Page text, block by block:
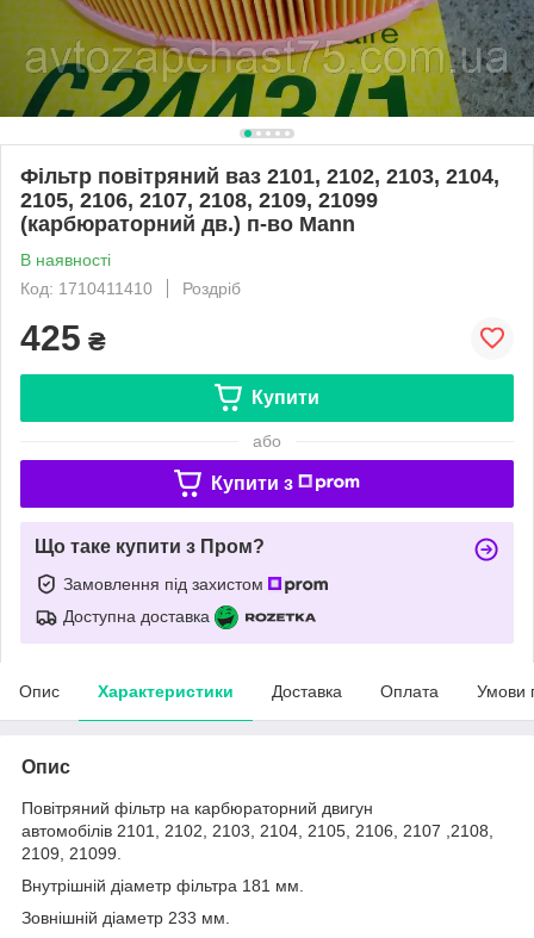
Фільтр повітряний ваз 2101, 2102, 2103, 2104,
2105, 2106, 2107, 2108, 2109, 21099
(карбюраторний дв.) п-во Mann
В наявності
Код: 1710411410
Роздріб
425 ₴
Купити
або
Купити з
Що таке купити з Пром?
Замовлення під захистом
Доступна доставка
Опис Характеристики Доставка Оплата Умови
Опис
Повітряний фільтр на карбюраторний двигун
автомобілів 2101, 2102, 2103, 2104, 2105, 2106, 2107 ,2108,
2109, 21099.
Внутрішній діаметр фільтра 181 мм.
Зовнішній діаметр 233 мм.